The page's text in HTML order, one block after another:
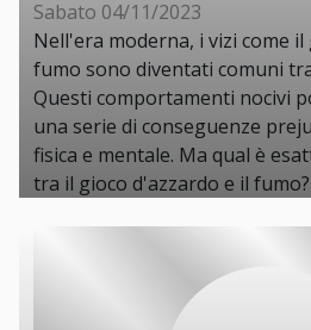
Sabato 04/11/2023
Nell'era moderna, i vizi come
fumo sono diventati comuni
Questi comportamenti nocivi
una serie di conseguenze
fisica e mentale. Ma qual è
tra il gioco d'azzardo e il fumo?